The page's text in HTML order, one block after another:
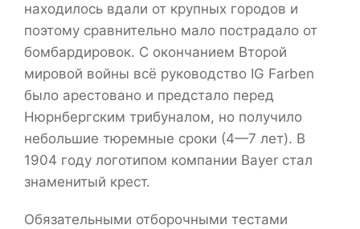
находилось вдали от крупных городов и
поэтому сравнительно мало пострадало от
бомбардировок. С окончанием Второй
мировой войны всё руководство IG Farben
было арестовано и предстало перед
Нюрнбергским трибуналом, но получило
небольшие тюремные сроки (4—7 лет). В
1904 году логотипом компании Bayer стал
знаменитый крест.
Обязательными отборочными тестами